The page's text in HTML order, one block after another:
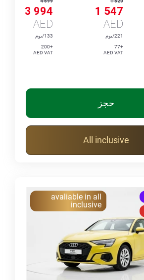
1 547
AED
221/يوم
+77
AED VAT
3 994
AED
133/يوم
+200
AED VAT
حجز
All inclusive
avaliable in all
inclusive